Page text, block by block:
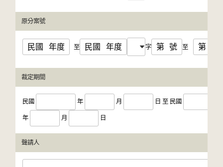
原分案號
民國 年度 至 民國 年度 字 第 號 至 第
裁定期間
民國 年 月 日 至 民國
年 月 日
聲請人